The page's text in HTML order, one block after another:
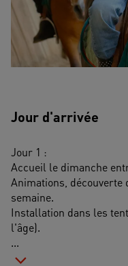
Jour d'arrivée
Jour 1 :
Accueil le dimanche
Animations, découverte
semaine.
Installation dans les
l'âge).
...